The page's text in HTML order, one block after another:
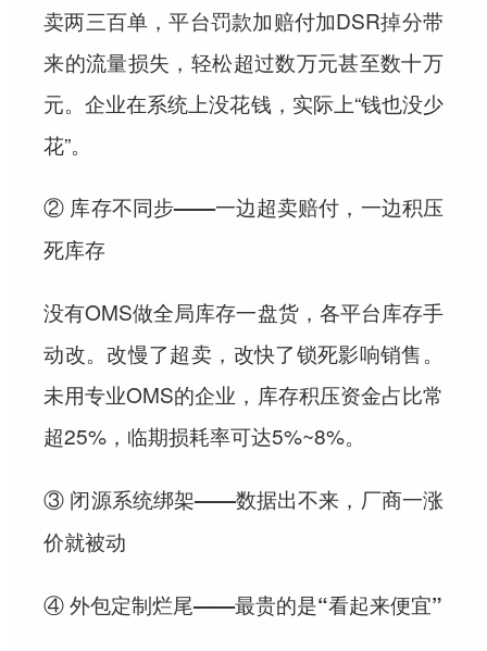
卖两三百单，平台罚款加赔付加DSR掉分带
来的流量损失，轻松超过数万元甚至数十万
元。企业在系统上没花钱，实际上“钱也没少
花”。
② 库存不同步——一边超卖赔付，一边积压
死库存
没有OMS做全局库存一盘货，各平台库存手
动改。改慢了超卖，改快了锁死影响销售。
未用专业OMS的企业，库存积压资金占比常
超25%，临期损耗率可达5%~8%。
③ 闭源系统绑架——数据出不来，厂商一涨
价就被动
④ 外包定制烂尾——最贵的是“看起来便宜”